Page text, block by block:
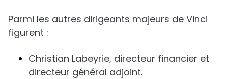
Parmi les autres dirigeants majeurs de Vinci
figurent :
Christian Labeyrie, directeur financier et
directeur général adjoint.